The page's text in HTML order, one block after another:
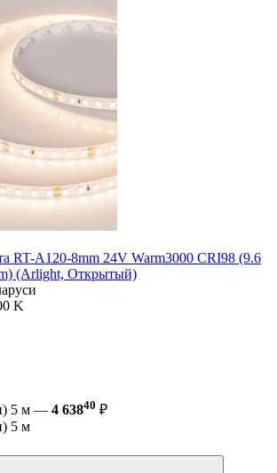
RT-A120-8mm 24V Warm3000 CRI98 (9.6
(Arlight, Открытый)
K
5 м — 4 63840 ₽
5 м